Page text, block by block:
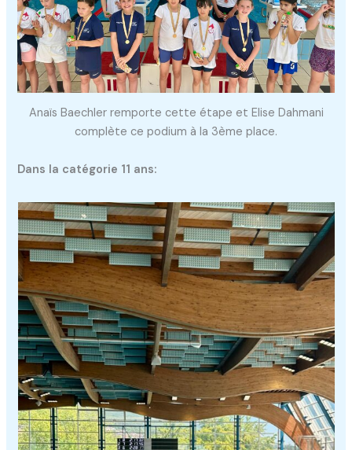
Anaïs Baechler remporte cette étape et Elise Dahmani
complète ce podium à la 3ème place.
Dans la catégorie 11 ans: